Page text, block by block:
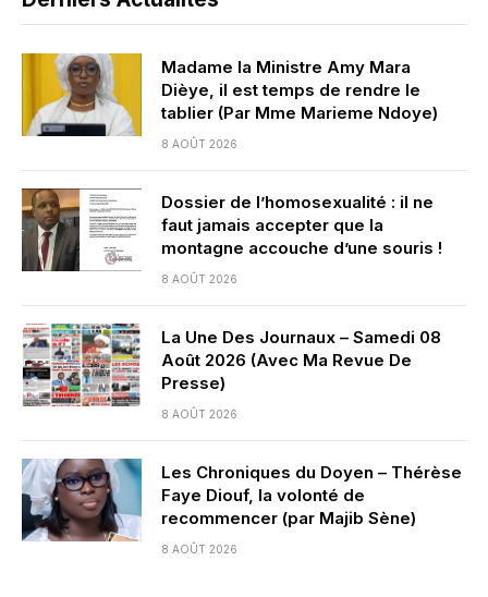
Madame la Ministre Amy Mara
Dièye, il est temps de rendre le
tablier (Par Mme Marieme Ndoye)
8 AOÛT 2026
Dossier de l’homosexualité : il ne
faut jamais accepter que la
montagne accouche d’une souris !
8 AOÛT 2026
La Une Des Journaux – Samedi 08
Août 2026 (Avec Ma Revue De
Presse)
8 AOÛT 2026
Les Chroniques du Doyen – Thérèse
Faye Diouf, la volonté de
recommencer (par Majib Sène)
8 AOÛT 2026